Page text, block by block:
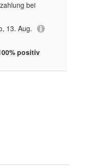
bei
13. Aug.
positiv